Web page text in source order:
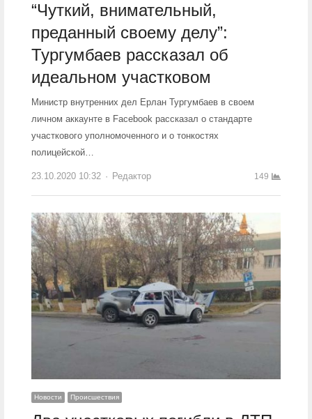
“Чуткий, внимательный,
преданный своему делу”:
Тургумбаев рассказал об
идеальном участковом
Министр внутренних дел Ерлан Тургумбаев в своем
личном аккаунте в Facebook рассказал о стандарте
участкового уполномоченного и о тонкостях
полицейской…
23.10.2020 10:32 Author
Редактор 149
Новости Происшествия